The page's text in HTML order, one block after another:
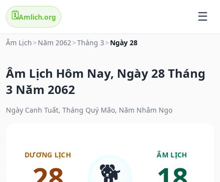
🗓️Amlich.org
Âm Lịch > Năm 2062>Tháng 3 > Ngày 28
Âm Lịch Hôm Nay, Ngày 28 Tháng
3 Năm 2062
Ngày Canh Tuất, Tháng Quý Mão, Năm Nhâm Ngọ
DƯƠNG LỊCH
🐕
ÂM LỊCH